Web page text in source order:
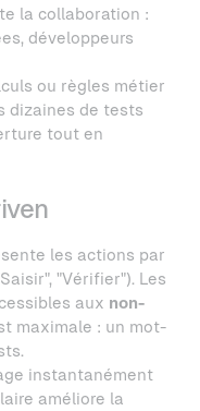
la collaboration :
développeurs
ou règles métier
dizaines de tests
tout en
les actions par
"Vérifier"). Les
aux non-
maximale : un mot-
instantanément
améliore la